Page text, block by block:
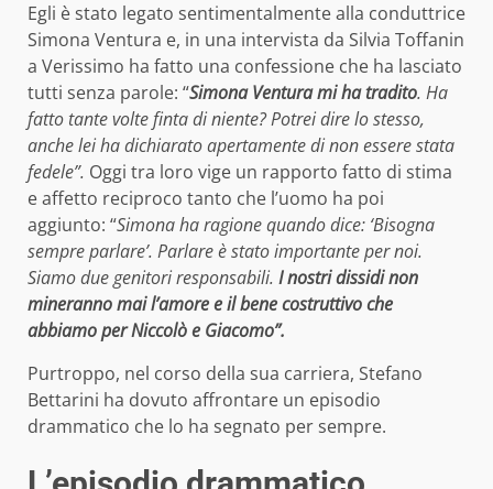
Egli è stato legato sentimentalmente alla conduttrice
Simona Ventura e, in una intervista da Silvia Toffanin
a Verissimo ha fatto una confessione che ha lasciato
tutti senza parole: “Simona Ventura mi ha tradito. Ha
fatto tante volte finta di niente? Potrei dire lo stesso,
anche lei ha dichiarato apertamente di non essere stata
fedele”. Oggi tra loro vige un rapporto fatto di stima
e affetto reciproco tanto che l’uomo ha poi
aggiunto: “Simona ha ragione quando dice: ‘Bisogna
sempre parlare’. Parlare è stato importante per noi.
Siamo due genitori responsabili. I nostri dissidi non
mineranno mai l’amore e il bene costruttivo che
abbiamo per Niccolò e Giacomo”.
Purtroppo, nel corso della sua carriera, Stefano
Bettarini ha dovuto affrontare un episodio
drammatico che lo ha segnato per sempre.